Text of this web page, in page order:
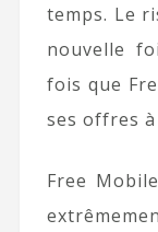
temps. Le
nouvelle
fois que
ses offres
Free